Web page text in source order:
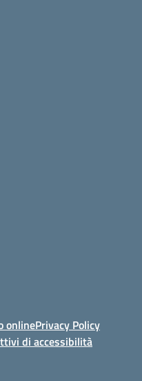
onlinePrivacy Policy
di accessibilità